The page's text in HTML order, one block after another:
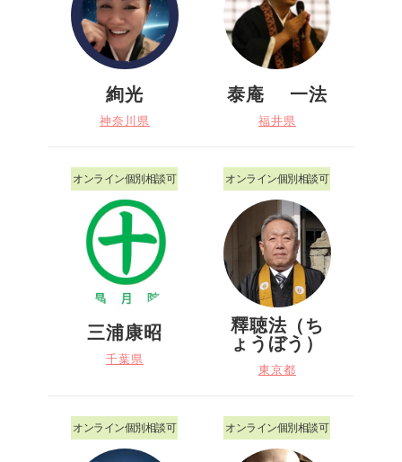
絢光
神奈川県
泰庵 一法
福井県
オンライン個別相談可
三浦康昭
千葉県
オンライン個別相談可
釋聴法（ち
ょうぼう）
東京都
オンライン個別相談可 オンライン個別相談可